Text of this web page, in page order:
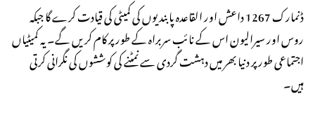
ڈنمارک 1267 داعش اور القاعدہ پابندیوں کی کمیٹی کی قیادت کرے گا جبکہ
روس اور سیرالیون اس کے نائب سربراہ کے طور پر کام کریں گے۔ یہ کمیٹیاں
اجتماعی طور پر دنیا بھر میں دہشت گردی سے نمٹنے کی کوششوں کی نگرانی کرتی
ہیں۔